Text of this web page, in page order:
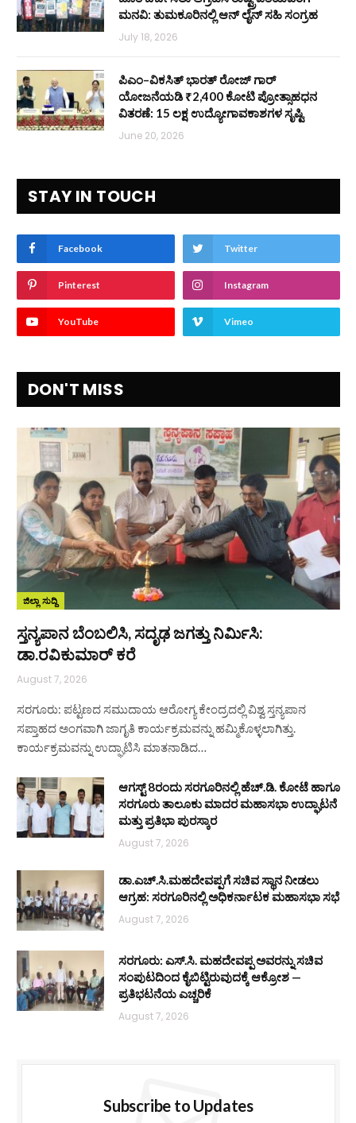
ಮನವಿ: ತುಮಕೂರಿನಲ್ಲಿ ಆನ್‌ ಲೈನ್ ಸಹಿ ಸಂಗ್ರಹ
July 18, 2026
ಪಿಎಂ–ವಿಕಸಿತ್ ಭಾರತ್ ರೋಜ್‌ ಗಾರ್
ಯೋಜನೆಯಡಿ ₹2,400 ಕೋಟಿ ಪ್ರೋತ್ಸಾಹಧನ
ವಿತರಣೆ: 15 ಲಕ್ಷ ಉದ್ಯೋಗಾವಕಾಶಗಳ ಸೃಷ್ಟಿ
June 20, 2026
STAY IN TOUCH
Facebook Twitter
Pinterest Instagram
YouTube Vimeo
DON'T MISS
ಜಿಲ್ಲಾ ಸುದ್ದಿ
ಸ್ತನ್ಯಪಾನ ಬೆಂಬಲಿಸಿ, ಸದೃಢ ಜಗತ್ತು ನಿರ್ಮಿಸಿ:
ಡಾ.ರವಿಕುಮಾರ್ ಕರೆ
August 7, 2026
ಸರಗೂರು: ಪಟ್ಟಣದ ಸಮುದಾಯ ಆರೋಗ್ಯ ಕೇಂದ್ರದಲ್ಲಿ ವಿಶ್ವ ಸ್ತನ್ಯಪಾನ
ಸಪ್ತಾಹದ ಅಂಗವಾಗಿ ಜಾಗೃತಿ ಕಾರ್ಯಕ್ರಮವನ್ನು ಹಮ್ಮಿಕೊಳ್ಳಲಾಗಿತ್ತು.
ಕಾರ್ಯಕ್ರಮವನ್ನು ಉದ್ಘಾಟಿಸಿ ಮಾತನಾಡಿದ…
ಆಗಸ್ಟ್ 8ರಂದು ಸರಗೂರಿನಲ್ಲಿ ಹೆಚ್.ಡಿ. ಕೋಟೆ ಹಾಗೂ
ಸರಗೂರು ತಾಲೂಕು ಮಾದರ ಮಹಾಸಭಾ ಉದ್ಘಾಟನೆ
ಮತ್ತು ಪ್ರತಿಭಾ ಪುರಸ್ಕಾರ
August 7, 2026
ಡಾ.ಎಚ್.ಸಿ.ಮಹದೇವಪ್ಪಗೆ ಸಚಿವ ಸ್ಥಾನ ನೀಡಲು
ಆಗ್ರಹ: ಸರಗೂರಿನಲ್ಲಿ ಅಧಿಕರ್ನಾಟಕ ಮಹಾಸಭಾ ಸಭೆ
August 7, 2026
ಸರಗೂರು: ಎಸ್.ಸಿ. ಮಹದೇವಪ್ಪ ಅವರನ್ನು ಸಚಿವ
ಸಂಪುಟದಿಂದ ಕೈಬಿಟ್ಟಿರುವುದಕ್ಕೆ ಆಕ್ರೋಶ —
ಪ್ರತಿಭಟನೆಯ ಎಚ್ಚರಿಕೆ
August 7, 2026
Subscribe to Updates